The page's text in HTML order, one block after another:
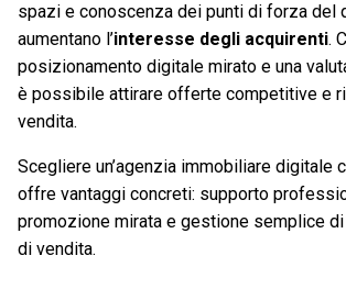
spazi e conoscenza dei punti di forza del
aumentano l’interesse degli acquirenti.
posizionamento digitale mirato e una
è possibile attirare offerte competitive e
vendita.
Scegliere un’agenzia immobiliare digitale
offre vantaggi concreti: supporto
promozione mirata e gestione semplice
di vendita.